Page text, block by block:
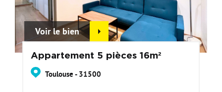
Voir le bien
Appartement 5 pièces 16m²
Toulouse - 31500